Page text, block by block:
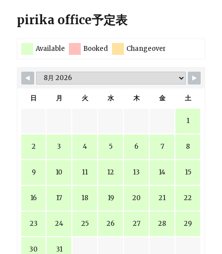
pirika office予定表
Available Booked Changeover
日 月 火 水 木 金 土
1
2 3 4 5 6 7 8
9 10 11 12 13 14 15
16 17 18 19 20 21 22
23 24 25 26 27 28 29
30 31